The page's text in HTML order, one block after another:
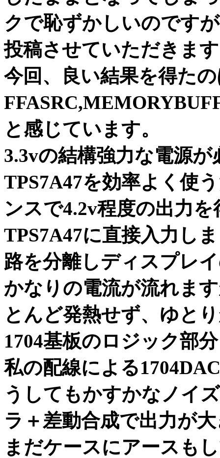
クで恥ずかしいのですが
投稿させていただきま
今回、良い結果を得た
と感じています。
3.3vの結構強力な電源
TPS7A47を効率よく使
ンスで4.2v程度の出力を
TPS7A47に直接入力し
路を分離しディスプレ
かなりの電流が流れま
とんど発熱せず、ゆと
1704基板のロジック部
私の配線による
うしてもかすかなノイ
ラ＋差動合成で出力が
まだケースにアースも